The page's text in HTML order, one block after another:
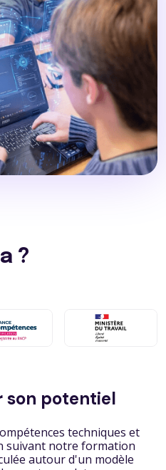
?
son potentiel
techniques et
suivant notre formation
autour d'un modèle